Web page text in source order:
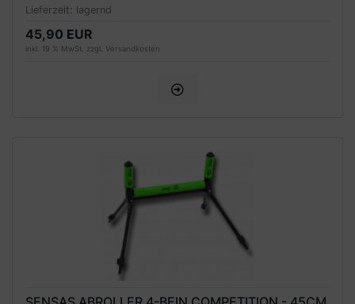
Lieferzeit: lagernd
45,90 EUR
inkl. 19 % MwSt. zzgl. Versandkosten